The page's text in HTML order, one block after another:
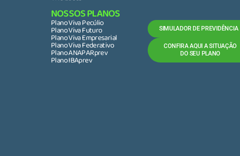
NOSSOS PLANOS
Plano Viva Pecúlio
Plano Viva Futuro
Plano Viva Empresarial
Plano Viva Federativo
Plano ANAPARprev
Plano IBAprev
SIMULADOR DE PREVIDÊNCIA
CONFIRA AQUI A SITUAÇÃO
DO SEU PLANO